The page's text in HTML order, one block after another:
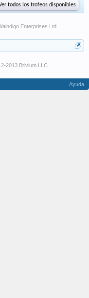
todos los trofeos disponibles
Enterprises Ltd
2013 Brivium LLC.
Ayuda